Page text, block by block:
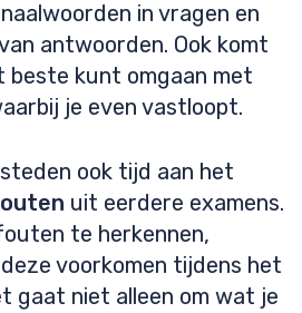
in vragen en
antwoorden. Ook komt
beste kunt omgaan met
je even vastloopt.
ook tijd aan het
uit eerdere examens.
te herkennen,
voorkomen tijdens het
gaat niet alleen om wat je